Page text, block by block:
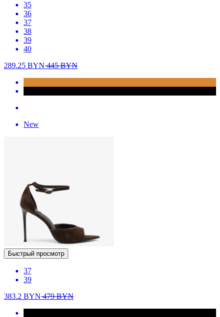
35
36
37
38
39
40
289.25 BYN445BYN
New
Быстрый просмотр
37
39
383.2 BYN479BYN